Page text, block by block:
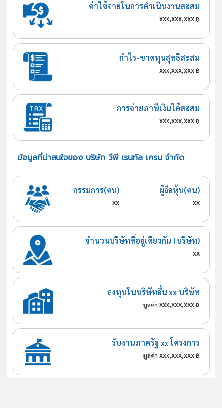
ค่าใช้จ่ายในการดำเนินงานสะสม
xxx,xxx,xxx฿
กำไร-ขาดทุนสุทธิสะสม
xxx,xxx,xxx฿
การจ่ายภาษีเงินได้สะสม
xxx,xxx,xxx฿
ข้อมูลที่น่าสนใจของ บริษัท วีพี เรนทัล เครน จำกัด
กรรมการ(คน)
xx
ผู้ถือหุ้น(คน)
xx
จำนวนบริษัทที่อยู่เดียวกัน (บริษัท)
xx
ลงทุนในบริษัทอื่น xx บริษัท
มูลค่า xxx,xxx,xxx ฿
รับงานภาครัฐ xx โครงการ
มูลค่า xxx,xxx,xxx ฿